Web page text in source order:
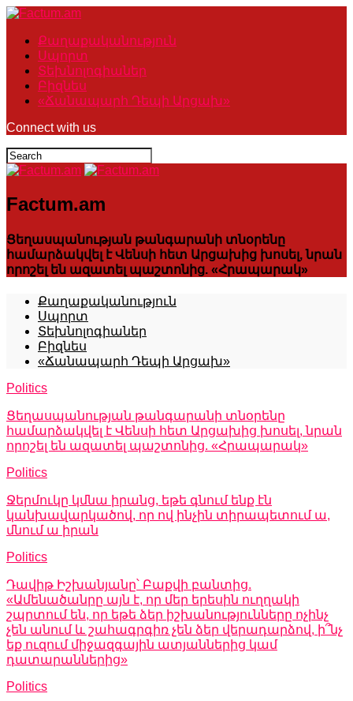
Քաղաքականություն
Սպորտ
Տեխնոլոգիաներ
Բիզնես
«Ճանապարհ Դեպի Արցախ»
Connect with us
Factum.am
Ցեղասպանության թանգարանի տնօրենը
համարձակվել է Վենսի հետ Արցախից խոսել, նրան
որոշել են ազատել պաշտոնից. «Հրապարակ»
Քաղաքականություն
Սպորտ
Տեխնոլոգիաներ
Բիզնես
«Ճանապարհ Դեպի Արցախ»
Politics
Ցեղասպանության թանգարանի տնօրենը
համարձակվել է Վենսի հետ Արցախից խոսել, նրան
որոշել են ազատել պաշտոնից. «Հրապարակ»
Politics
Ջերմուկը կմնա իրանց, եթե գնում ենք էն
կանխավարկածով, որ ով ինչին տիրապետում ա,
մնում ա իրան
Politics
Դավիթ Իշխանյանը՝ Բաքվի բանտից.
«Ամենածանրը այն է, որ մեր երեսին ուղղակի
շպրտում են, որ եթե ձեր իշխանությունները ոչինչ
չեն անում և շահագրգիռ չեն ձեր վերադարձով, ի՞նչ
եք ուզում միջազգային ատյաններից կամ
դատարաններից»
Politics